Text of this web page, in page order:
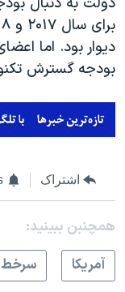
دیوار بود. اما
بودجه گسترش
اشتراک
همچنبن ببینید:
آمريکا
سرخط